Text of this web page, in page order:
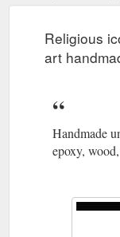
Religious
art
Handmade
epoxy,